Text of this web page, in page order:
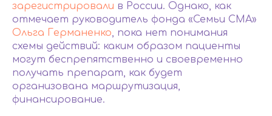
зарегистрировали в России. Однако, как
отмечает руководитель фонда «Семьи СМА»
Ольга Германенко, пока нет понимания
схемы действий: каким образом пациенты
могут беспрепятственно и своевременно
получать препарат, как будет
организована маршрутизация,
финансирование.